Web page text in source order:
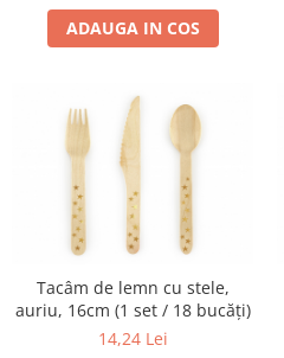
ADAUGA IN COS
Tacâm de lemn cu stele,
auriu, 16cm (1 set / 18 bucăți)
14,24 Lei